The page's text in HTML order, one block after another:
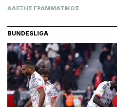
ΑΛΕΞΗΣ ΓΡΑΜΜΑΤΙΚΟΣ
BUNDESLIGA